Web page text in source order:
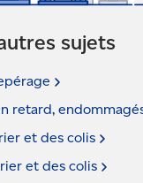
sujets
retard,
et des colis
et des colis